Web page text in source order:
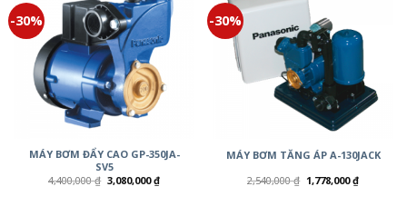
-30%
MÁY BƠM ĐẨY CAO GP-350JA-
SV5
4,400,000₫ 3,080,000₫
-30%
MÁY BƠM TĂNG ÁP A-130JACK
2,540,000₫ 1,778,000₫